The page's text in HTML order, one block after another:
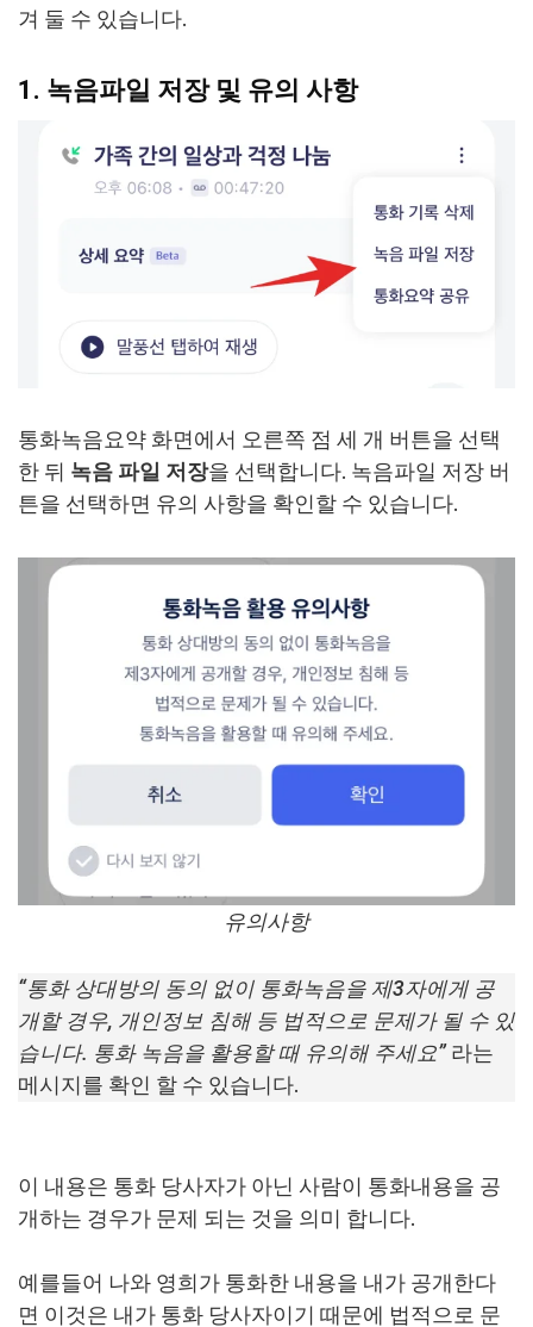
겨 둘 수 있습니다.
1. 녹음파일 저장 및 유의 사항
통화녹음요약 화면에서 오른쪽 점 세 개 버튼을 선택
한 뒤 녹음 파일 저장을 선택합니다. 녹음파일 저장 버
튼을 선택하면 유의 사항을 확인할 수 있습니다.
유의사항
“통화 상대방의 동의 없이 통화녹음을 제3자에게 공
개할 경우, 개인정보 침해 등 법적으로 문제가 될 수 있
습니다. 통화 녹음을 활용할 때 유의해 주세요” 라는
메시지를 확인 할 수 있습니다.
이 내용은 통화 당사자가 아닌 사람이 통화내용을 공
개하는 경우가 문제 되는 것을 의미 합니다.
예를들어 나와 영희가 통화한 내용을 내가 공개한다
면 이것은 내가 통화 당사자이기 때문에 법적으로 문